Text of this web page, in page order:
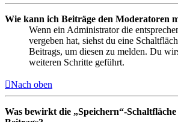
Wie kann ich Beiträge den Moderatoren
Wenn ein Administrator die
vergeben hat, siehst du eine
Beitrags, um diesen zu melden. Du
weiteren Schritte geführt.
Nach oben
Was bewirkt die „Speichern“-